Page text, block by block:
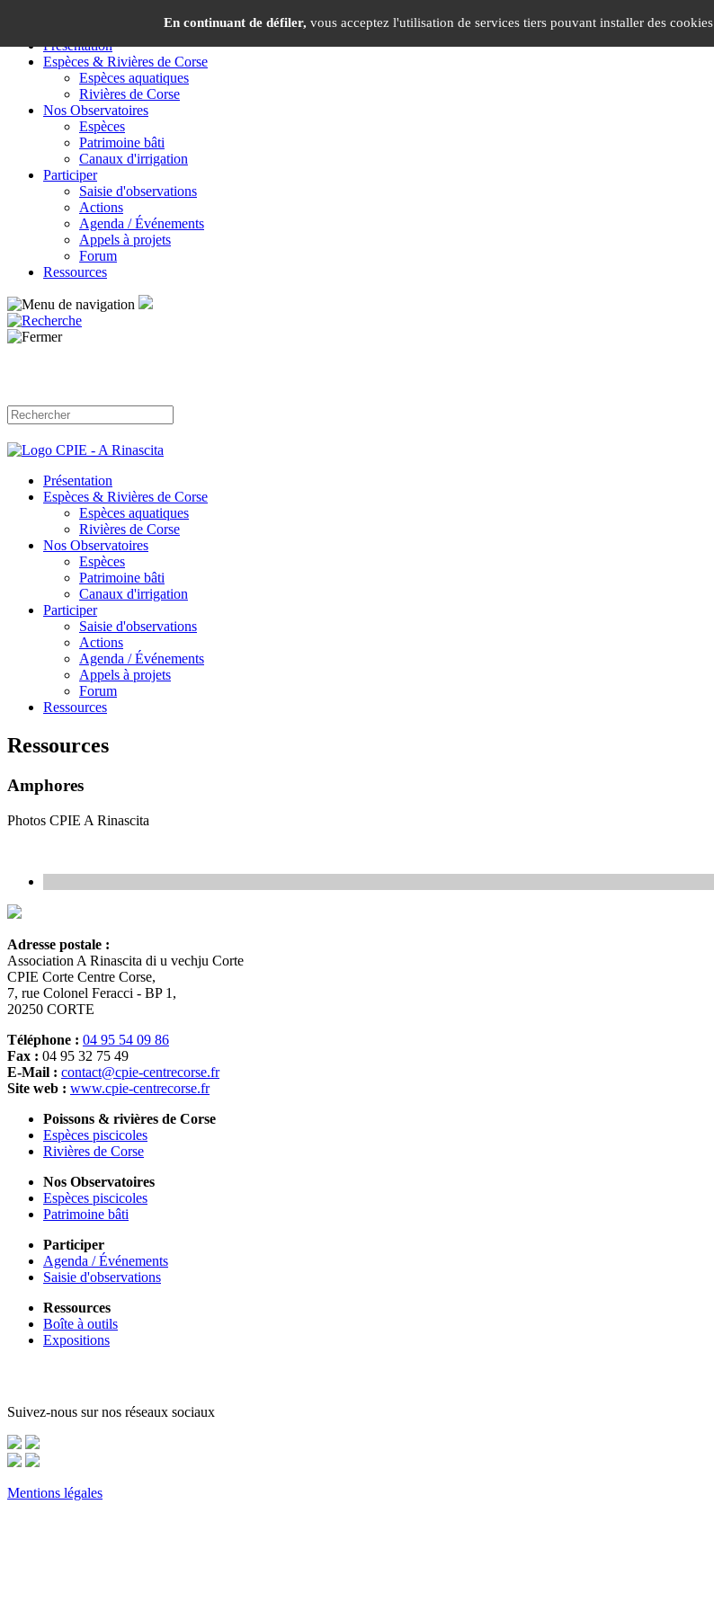
Présentation
Espèces & Rivières de Corse
Espèces aquatiques
Rivières de Corse
Nos Observatoires
Espèces
Patrimoine bâti
Canaux d'irrigation
Participer
Saisie d'observations
Actions
Agenda / Événements
Appels à projets
Forum
Ressources
Présentation
Espèces & Rivières de Corse
Espèces aquatiques
Rivières de Corse
Nos Observatoires
Espèces
Patrimoine bâti
Canaux d'irrigation
Participer
Saisie d'observations
Actions
Agenda / Événements
Appels à projets
Forum
Ressources
Ressources
Amphores
Photos CPIE A Rinascita
Adresse postale :
Association A Rinascita di u vechju Corte
CPIE Corte Centre Corse,
7, rue Colonel Feracci - BP 1,
20250 CORTE
Téléphone : 04 95 54 09 86
Fax : 04 95 32 75 49
E-Mail : contact@cpie-centrecorse.fr
Site web : www.cpie-centrecorse.fr
Poissons & rivières de Corse
Espèces piscicoles
Rivières de Corse
Nos Observatoires
Espèces piscicoles
Patrimoine bâti
Participer
Agenda / Événements
Saisie d'observations
Ressources
Boîte à outils
Expositions
Suivez-nous sur nos réseaux sociaux
Mentions légales
En continuant de défiler, vous acceptez l'utilisation de services tiers pouvant installer des cookies